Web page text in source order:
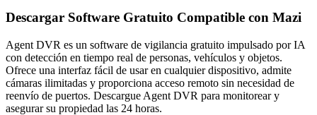
Descargar Software Gratuito Compatible con Mazi
Agent DVR es un software de vigilancia gratuito impulsado por IA
con detección en tiempo real de personas, vehículos y objetos.
Ofrece una interfaz fácil de usar en cualquier dispositivo, admite
cámaras ilimitadas y proporciona acceso remoto sin necesidad de
reenvío de puertos. Descargue Agent DVR para monitorear y
asegurar su propiedad las 24 horas.